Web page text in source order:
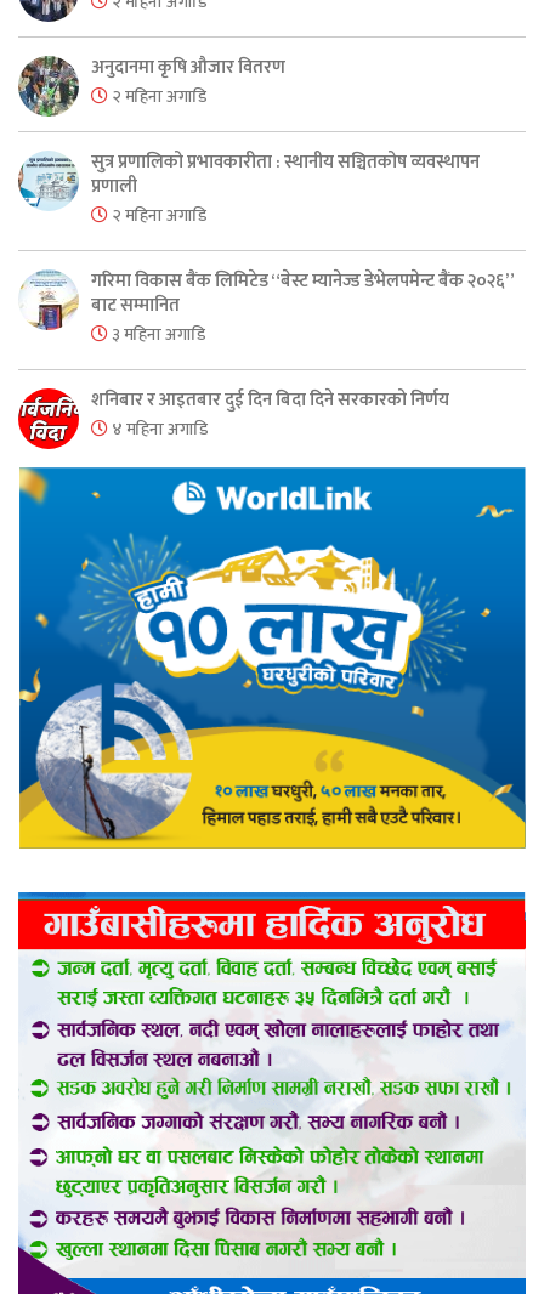
अनुदानमा कृषि औजार वितरण
२ महिना अगाडि
सुत्र प्रणालिको प्रभावकारीता : स्थानीय सञ्चितकोष व्यवस्थापन
प्रणाली
२ महिना अगाडि
गरिमा विकास बैंक लिमिटेड “बेस्ट म्यानेज्ड डेभेलपमेन्ट बैंक २०२६”
बाट सम्मानित
३ महिना अगाडि
शनिबार र आइतबार दुई दिन बिदा दिने सरकारको निर्णय
४ महिना अगाडि